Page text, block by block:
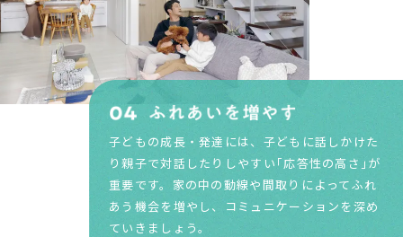
子どもの成長・発達には、子どもに話しかけた
り親子で対話したりしやすい｢応答性の高さ｣が
重要です。家の中の動線や間取りによってふれ
あう機会を増やし、コミュニケーションを深め
ていきましょう。